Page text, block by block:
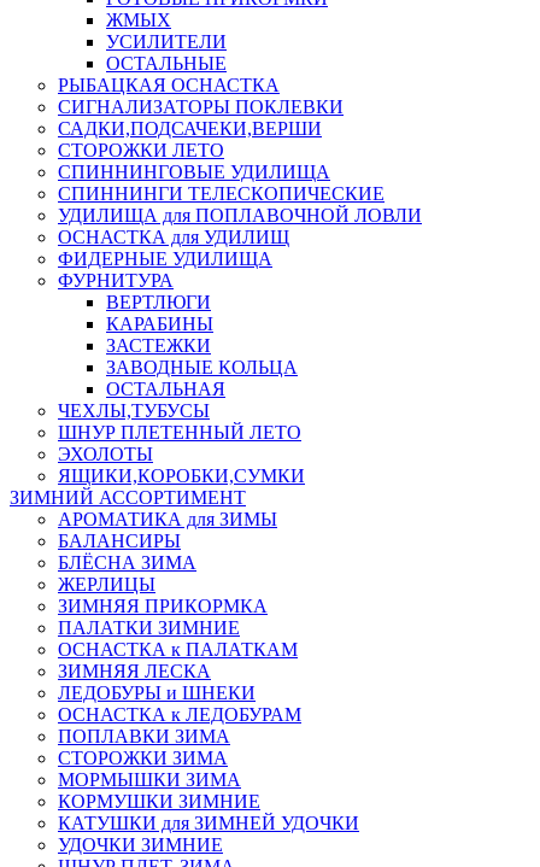
ЖМЫХ
УСИЛИТЕЛИ
ОСТАЛЬНЫЕ
РЫБАЦКАЯ ОСНАСТКА
СИГНАЛИЗАТОРЫ ПОКЛЕВКИ
САДКИ,ПОДСАЧЕКИ,ВЕРШИ
СТОРОЖКИ ЛЕТО
СПИННИНГОВЫЕ УДИЛИЩА
СПИННИНГИ ТЕЛЕСКОПИЧЕСКИЕ
УДИЛИЩА для ПОПЛАВОЧНОЙ ЛОВЛИ
ОСНАСТКА для УДИЛИЩ
ФИДЕРНЫЕ УДИЛИЩА
ФУРНИТУРА
ВЕРТЛЮГИ
КАРАБИНЫ
ЗАСТЕЖКИ
ЗАВОДНЫЕ КОЛЬЦА
ОСТАЛЬНАЯ
ЧЕХЛЫ,ТУБУСЫ
ШНУР ПЛЕТЕННЫЙ ЛЕТО
ЭХОЛОТЫ
ЯЩИКИ,КОРОБКИ,СУМКИ
ЗИМНИЙ АССОРТИМЕНТ
АРОМАТИКА для ЗИМЫ
БАЛАНСИРЫ
БЛЁСНА ЗИМА
ЖЕРЛИЦЫ
ЗИМНЯЯ ПРИКОРМКА
ПАЛАТКИ ЗИМНИЕ
ОСНАСТКА к ПАЛАТКАМ
ЗИМНЯЯ ЛЕСКА
ЛЕДОБУРЫ и ШНЕКИ
ОСНАСТКА к ЛЕДОБУРАМ
ПОПЛАВКИ ЗИМА
СТОРОЖКИ ЗИМА
МОРМЫШКИ ЗИМА
КОРМУШКИ ЗИМНИЕ
КАТУШКИ для ЗИМНЕЙ УДОЧКИ
УДОЧКИ ЗИМНИЕ